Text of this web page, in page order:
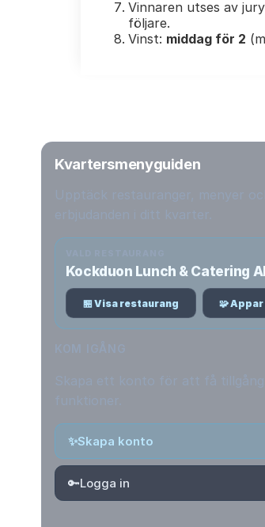
Vinnaren utses av
följare.
Vinst: middag för 2
Kvartersmenyguiden
Kockduon Lunch & Catering
🏪 Visa restaurang 🧩
✨Skapa konto
🔑Logga in